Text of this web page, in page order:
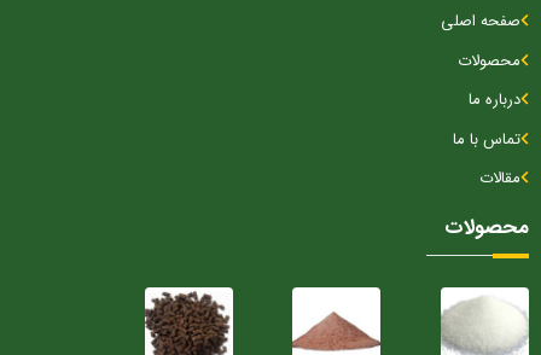
صفحه اصلی
محصولات
درباره ما
تماس با ما
مقالات
محصولات